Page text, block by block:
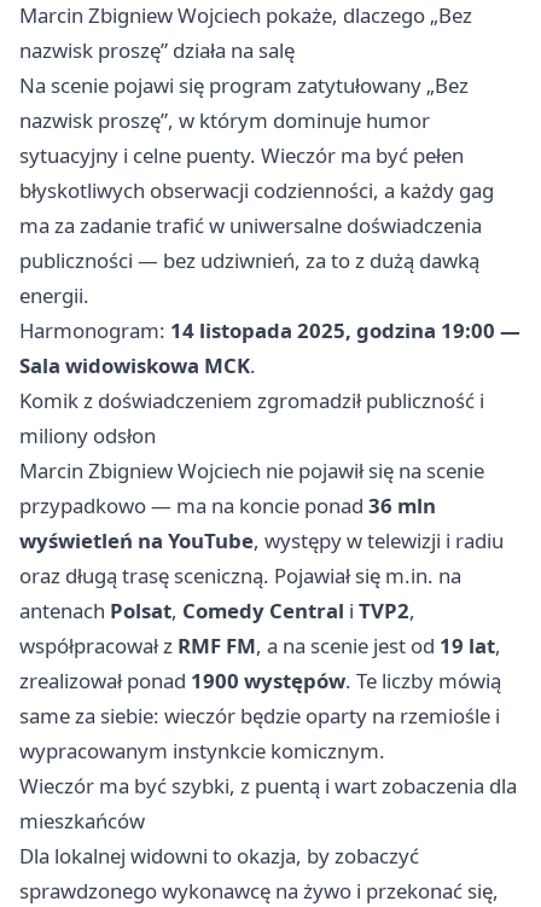
Marcin Zbigniew Wojciech pokaże, dlaczego „Bez
nazwisk proszę” działa na salę
Na scenie pojawi się program zatytułowany „Bez
nazwisk proszę”, w którym dominuje humor
sytuacyjny i celne puenty. Wieczór ma być pełen
błyskotliwych obserwacji codzienności, a każdy gag
ma za zadanie trafić w uniwersalne doświadczenia
publiczności — bez udziwnień, za to z dużą dawką
energii.
Harmonogram: 14 listopada 2025, godzina 19:00 —
Sala widowiskowa MCK.
Komik z doświadczeniem zgromadził publiczność i
miliony odsłon
Marcin Zbigniew Wojciech nie pojawił się na scenie
przypadkowo — ma na koncie ponad 36 mln
wyświetleń na YouTube, występy w telewizji i radiu
oraz długą trasę sceniczną. Pojawiał się m.in. na
antenach Polsat, Comedy Central i TVP2,
współpracował z RMF FM, a na scenie jest od 19 lat,
zrealizował ponad 1900 występów. Te liczby mówią
same za siebie: wieczór będzie oparty na rzemiośle i
wypracowanym instynkcie komicznym.
Wieczór ma być szybki, z puentą i wart zobaczenia dla
mieszkańców
Dla lokalnej widowni to okazja, by zobaczyć
sprawdzonego wykonawcę na żywo i przekonać się,